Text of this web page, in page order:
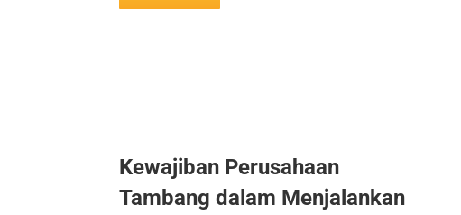
Kewajiban Perusahaan
Tambang dalam Menjalankan